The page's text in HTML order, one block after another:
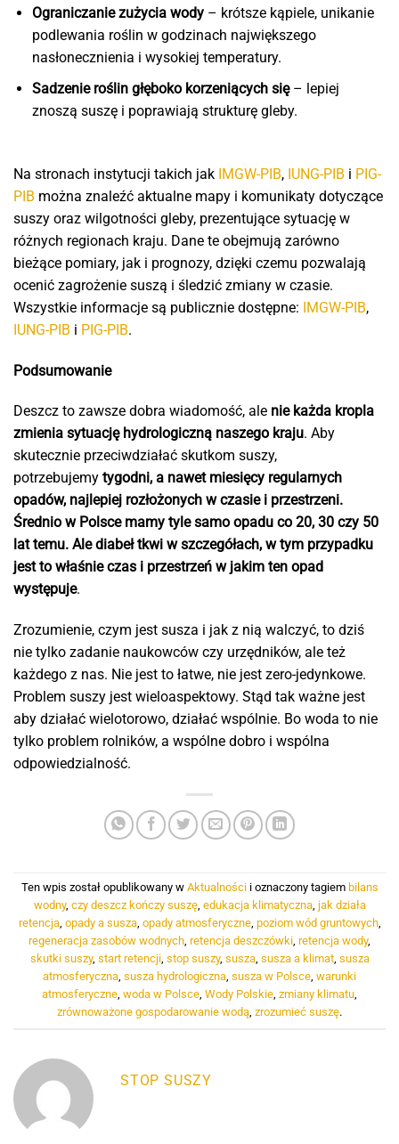
Ograniczanie zużycia wody– krótsze kąpiele, unikanie
podlewania roślin w godzinach największego
nasłonecznienia i wysokiej temperatury.
Sadzenie roślin głęboko korzeniących się– lepiej
znoszą suszę i poprawiają strukturę gleby.
Na stronach instytucji takich jak IMGW-PIB, IUNG-PIB i PIG-
PIB można znaleźć aktualne mapy i komunikaty dotyczące
suszy oraz wilgotności gleby, prezentujące sytuację w
różnych regionach kraju. Dane te obejmują zarówno
bieżące pomiary, jak i prognozy, dzięki czemu pozwalają
ocenić zagrożenie suszą i śledzić zmiany w czasie.
Wszystkie informacje są publicznie dostępne: IMGW-PIB,
IUNG-PIB i PIG-PIB.
Podsumowanie
Deszcz to zawsze dobra wiadomość, ale nie każda kropla
zmienia sytuację hydrologiczną naszego kraju. Aby
skutecznie przeciwdziałać skutkom suszy,
potrzebujemy tygodni, a nawet miesięcy regularnych
opadów, najlepiej rozłożonych w czasie i przestrzeni.
Średnio w Polsce mamy tyle samo opadu co 20, 30 czy 50
lat temu. Ale diabeł tkwi w szczegółach, w tym przypadku
jest to właśnie czas i przestrzeń w jakim ten opad
występuje.
Zrozumienie, czym jest susza i jak z nią walczyć, to dziś
nie tylko zadanie naukowców czy urzędników, ale też
każdego z nas. Nie jest to łatwe, nie jest zero-jedynkowe.
Problem suszy jest wieloaspektowy. Stąd tak ważne jest
aby działać wielotorowo, działać wspólnie. Bo woda to nie
tylko problem rolników, a wspólne dobro i wspólna
odpowiedzialność.
Ten wpis został opublikowany w Aktualnościi oznaczony tagiem bilans
wodny, czy deszcz kończy suszę, edukacja klimatyczna, jak działa
retencja, opady a susza, opady atmosferyczne, poziom wód gruntowych,
regeneracja zasobów wodnych, retencja deszczówki, retencja wody,
skutki suszy, start retencji, stop suszy, susza, susza a klimat, susza
atmosferyczna, susza hydrologiczna, susza w Polsce, warunki
atmosferyczne, woda w Polsce, Wody Polskie, zmiany klimatu,
zrównoważone gospodarowanie wodą, zrozumieć suszę.
STOP SUSZY